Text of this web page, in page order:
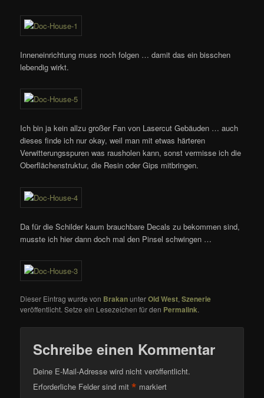
Inneneinrichtung muss noch folgen … damit das ein bisschen
lebendig wirkt.
Ich bin ja kein allzu großer Fan von Lasercut Gebäuden … auch
dieses finde ich nur okay, weil man mit etwas härteren
Verwitterungsspuren was rausholen kann, sonst vermisse ich die
Oberflächenstruktur, die Resin oder Gips mitbringen.
Da für die Schilder kaum brauchbare Decals zu bekommen sind,
musste ich hier dann doch mal den Pinsel schwingen …
Dieser Eintrag wurde von BrakanunterOld West,Szenerie
veröffentlicht. Setze ein Lesezeichen für den Permalink.
Schreibe einen Kommentar
Deine E-Mail-Adresse wird nicht veröffentlicht.
Erforderliche Felder sind mit* markiert